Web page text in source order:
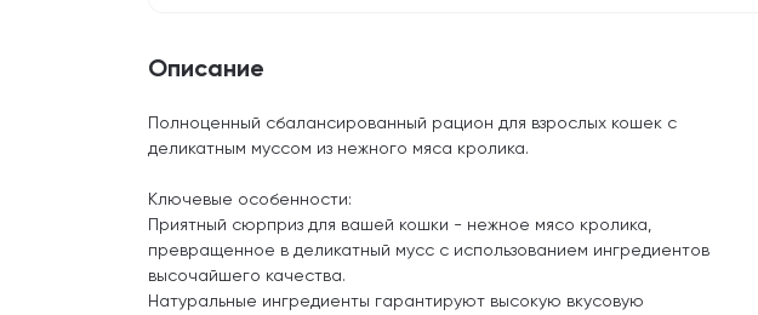
Описание
Полноценный сбалансированный рацион для взрослых кошек с
деликатным муссом из нежного мяса кролика.
Ключевые особенности:
Приятный сюрприз для вашей кошки - нежное мясо кролика,
превращенное в деликатный мусс с использованием ингредиентов
высочайшего качества.
Натуральные ингредиенты гарантируют высокую вкусовую